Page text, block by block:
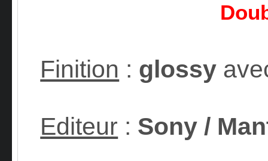
Finition : glossy
Editeur : Sony /